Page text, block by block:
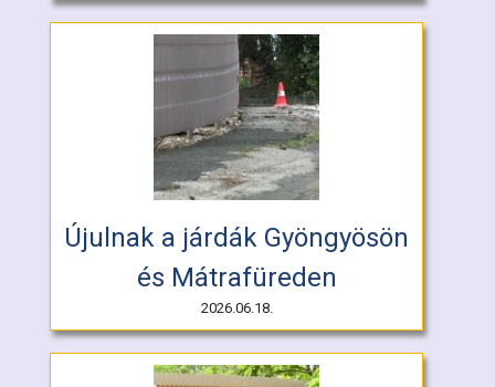
Újulnak a járdák Gyöngyösön
és Mátrafüreden
2026.06.18.